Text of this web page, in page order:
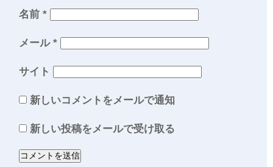
名前 *
メール *
サイト
新しいコメントをメールで通知
新しい投稿をメールで受け取る